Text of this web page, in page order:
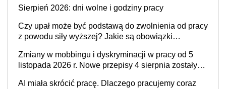
Sierpień 2026: dni wolne i godziny pracy
Czy upał może być podstawą do zwolnienia od pracy
z powodu siły wyższej? Jakie są obowiązki
Zmiany w mobbingu i dyskryminacji w pracy od 5
listopada 2026 r. Nowe przepisy 4 sierpnia zostały
AI miała skrócić pracę. Dlaczego pracujemy coraz